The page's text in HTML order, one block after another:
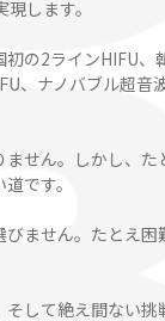
します。
の2ラインHIFU、
、ナノバブル超音
せん。しかし、た
です。
ません。たとえ困
して絶え間ない挑